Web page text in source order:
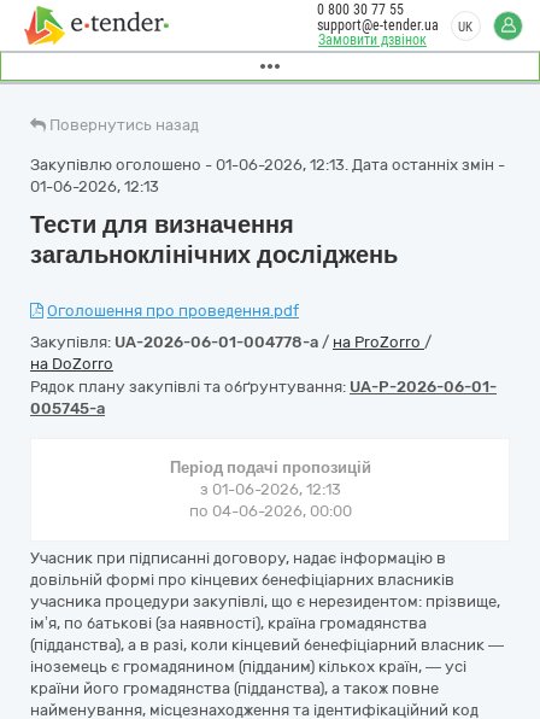
Замовити дзвінок
0 800 30 77 55
support@e-tender.ua
UK
Повернутись назад
Закупівлю оголошено - 01-06-2026, 12:13. Дата останніх змін -
01-06-2026, 12:13
Тести для визначення
загальноклінічних досліджень
Оголошення про проведення.pdf
Закупівля: UA-2026-06-01-004778-a / на ProZorro /
на DoZorro
Рядок плану закупівлі та обґрунтування: UA-P-2026-06-01-
005745-a
Період подачі пропозицій
з 01-06-2026, 12:13
по 04-06-2026, 00:00
Учасник при підписанні договору, надає інформацію в
довільній формі про кінцевих бенефіціарних власників
учасника процедури закупівлі, що є нерезидентом: прізвище,
ім’я, по батькові (за наявності), країна громадянства
(підданства), а в разі, коли кінцевий бенефіціарний власник —
іноземець є громадянином (підданим) кількох країн, — усі
країни його громадянства (підданства), а також повне
найменування, місцезнаходження та ідентифікаційний код